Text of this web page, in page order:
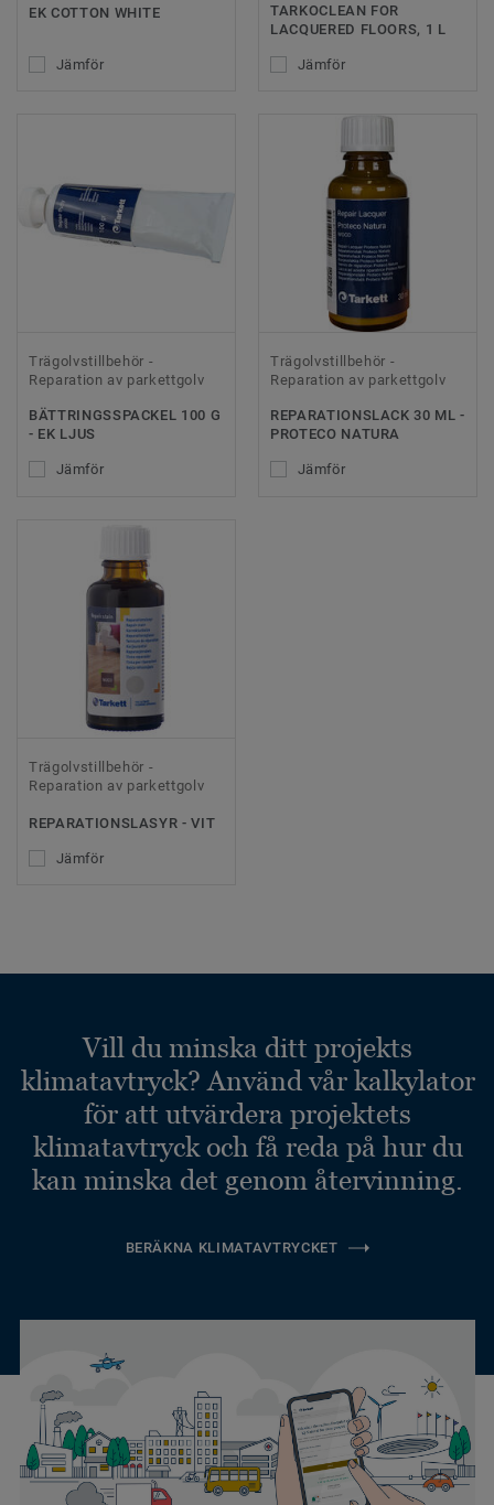
EK COTTON WHITE
Jämför
TARKOCLEAN FOR
LACQUERED FLOORS, 1 L
Jämför
Trägolvstillbehör -
Reparation av parkettgolv
BÄTTRINGSSPACKEL 100 G
- EK LJUS
Jämför
Trägolvstillbehör -
Reparation av parkettgolv
REPARATIONSLACK 30 ML -
PROTECO NATURA
Jämför
Trägolvstillbehör -
Reparation av parkettgolv
REPARATIONSLASYR - VIT
Jämför
Vill du minska ditt projekts
klimatavtryck? Använd vår kalkylator
för att utvärdera projektets
klimatavtryck och få reda på hur du
kan minska det genom återvinning.
BERÄKNA KLIMATAVTRYCKET